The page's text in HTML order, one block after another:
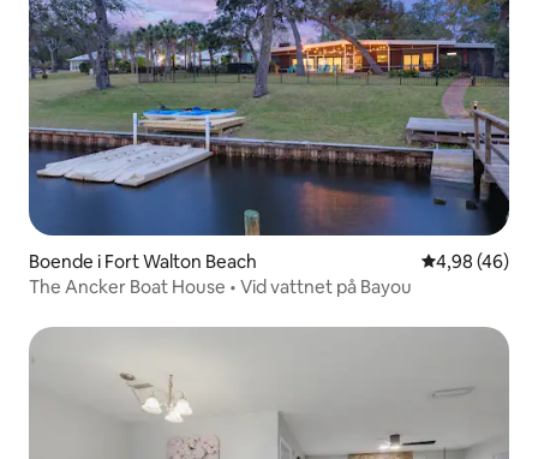
Boende i Fort Walton Beach 4,98 av 5 i
4,98 (46)
The Ancker Boat House • Vid vattnet på Bayou